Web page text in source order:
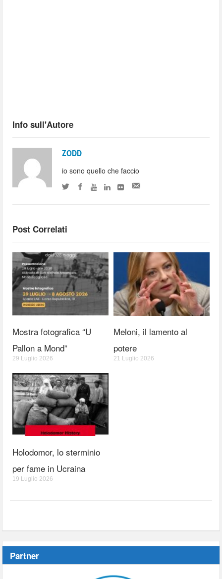
Info sull'Autore
ZODD
io sono quello che faccio
Post Correlati
Mostra fotografica “U
Pallon a Mond”
29 Luglio 2026
Meloni, il lamento al
potere
21 Luglio 2026
Holodomor, lo sterminio
per fame in Ucraina
19 Luglio 2026
Partner